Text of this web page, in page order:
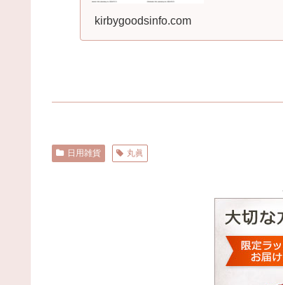
kirbygoodsinfo.com
日用雑貨 丸眞